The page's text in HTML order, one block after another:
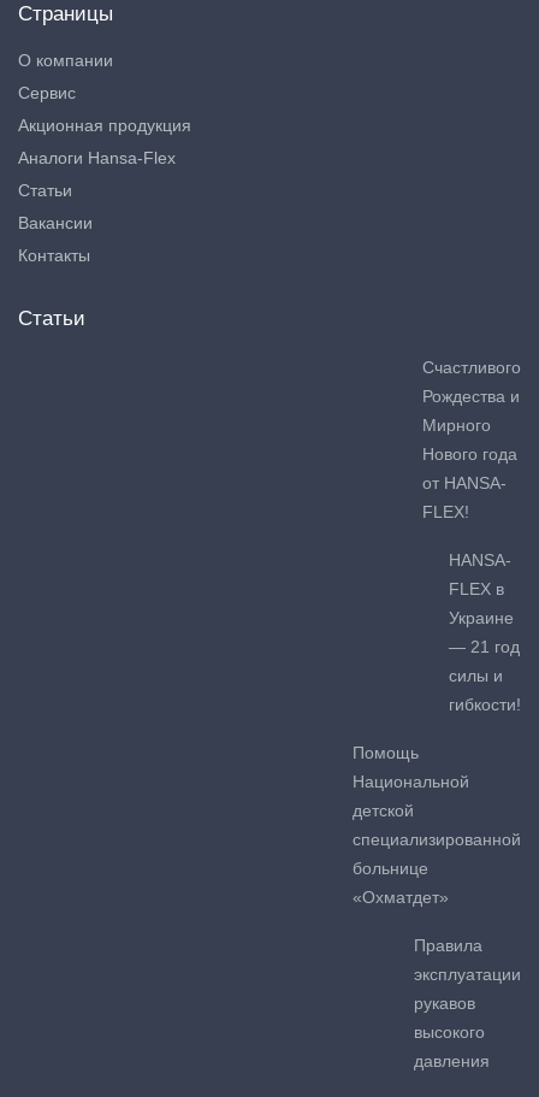
Страницы
О компании
Сервис
Акционная продукция
Аналоги Hansa-Flex
Статьи
Вакансии
Контакты
Статьи
Счастливого
Рождества и
Мирного
Нового года
от HANSA-
FLEX!
HANSA-
FLEX в
Украине
— 21 год
силы и
гибкости!
Помощь
Национальной
детской
специализированной
больнице
«Охматдет»
Правила
эксплуатации
рукавов
высокого
давления